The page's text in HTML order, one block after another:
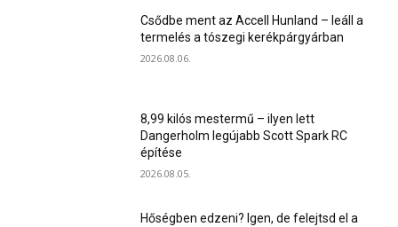
Csődbe ment az Accell Hunland – leáll a
termelés a tószegi kerékpárgyárban
2026.08.06.
8,99 kilós mestermű – ilyen lett
Dangerholm legújabb Scott Spark RC
építése
2026.08.05.
Hőségben edzeni? Igen, de felejtsd el a